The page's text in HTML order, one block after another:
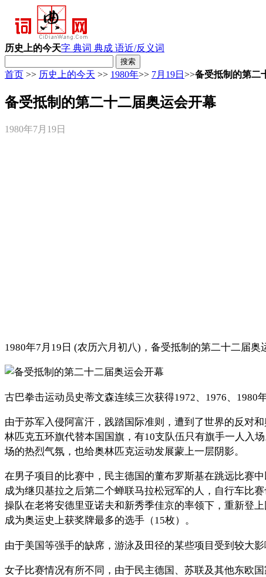
历史上的今天字 典词 典成 语近/反义词
首页 >> 历史上的今天 >> 1980年>> 7月19日 >>备受抵制的第二
备受抵制的第二十二届奥运会开幕
1980年7月19日
1980年7月19日 (农历六月初八)，备受抵制的第二十二届奥
古巴拳击运动员史蒂文森连续三次获得1972、1976、1980
由于苏军入侵阿富汗，践踏国际准则，遭到了世界的反对
林匹克五环旗代替本国国旗，有10支队伍只有旗手一人入
场的热烈气氛，也给奥林匹克运动发展蒙上一层阴影。
在男子项目的比赛中，民主德国的董布罗斯基在跳远比赛
成为继贝基拉之后第二个蝉联马拉松冠军的人，自行车比
操队在老将安德里亚诺夫和新秀季佳京的率领下，重新登
成为奥运史上获奖牌最多的选手（15枚）。
由于美国等强手的缺席，游泳及田径的某些项目受到较大影
女子比赛情况有所不同，由于民主德国、苏联及其他东欧